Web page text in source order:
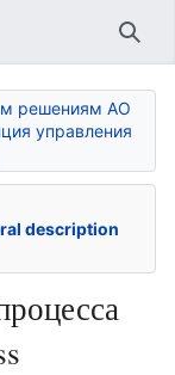
решениям АО
управления
description